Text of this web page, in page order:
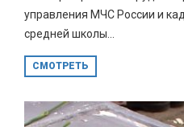
управления МЧС России и
средней школы...
СМОТРЕТЬ